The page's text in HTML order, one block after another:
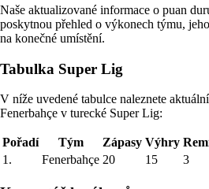
Naše aktualizované informace o puan
poskytnou přehled o výkonech týmu,
na konečné umístění.
Tabulka Super Lig
V níže uvedené tabulce naleznete
Fenerbahçe v turecké Super Lig:
Pořadí Tým Zápasy Výhry
1.
Fenerbahçe 20 15 3